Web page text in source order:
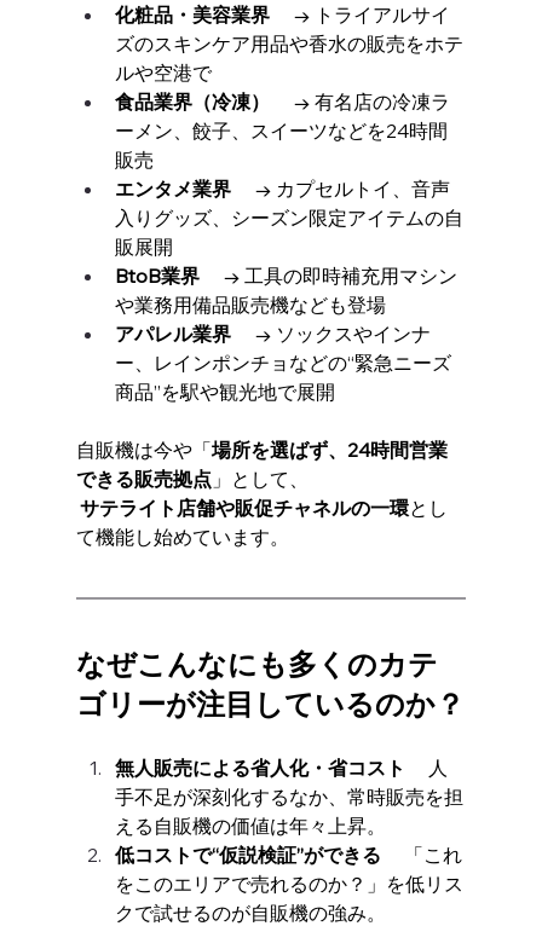
化粧品・美容業界 → トライアルサイ
ズのスキンケア用品や香水の販売をホテ
ルや空港で
食品業界（冷凍）
→ 有名店の冷凍ラ
ーメン、餃子、スイーツなどを24時間
販売
エンタメ業界 → カプセルトイ、音声
入りグッズ、シーズン限定アイテムの自
販展開
BtoB業界 → 工具の即時補充用マシン
や業務用備品販売機なども登場
アパレル業界 → ソックスやインナ
ー、レインポンチョなどの“緊急ニーズ
商品”を駅や観光地で展開
自販機は今や「場所を選ばず、24時間営業
できる販売拠点 」として、
サテライト店舗や販促チャネルの一環とし
て機能し始めています。
なぜこんなにも多くのカテ
ゴリーが注目しているのか？
無人販売による省人化・省コスト
人
手不足が深刻化するなか、常時販売を担
える自販機の価値は年々上昇。
低コストで“仮説検証”ができる 「これ
をこのエリアで売れるのか？」を低リス
クで試せるのが自販機の強み。